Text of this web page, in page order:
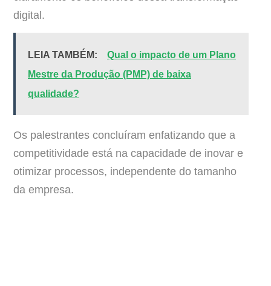
digital.
LEIA TAMBÉM:
Qual o impacto de um Plano
Mestre da Produção (PMP) de baixa
qualidade?
Os palestrantes concluíram enfatizando que a
competitividade está na capacidade de inovar e
otimizar processos, independente do tamanho
da empresa.